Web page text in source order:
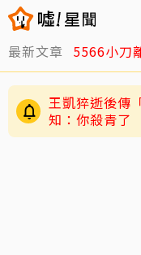
最新文章 5566小刀
王凱猝逝後傳
知：你殺青了